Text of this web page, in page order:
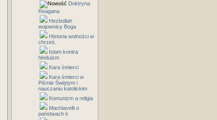
Doktryna
Reagana
Hezbollah
wojownicy Boga
Historia wolności w
chrześ.
Islam kontra
hinduizm
Kara śmierci
Kara śmierci w
Piśmie Świętym i
nauczaniu katolickim
Komunizm a religia
Machiavelli o
państwach k